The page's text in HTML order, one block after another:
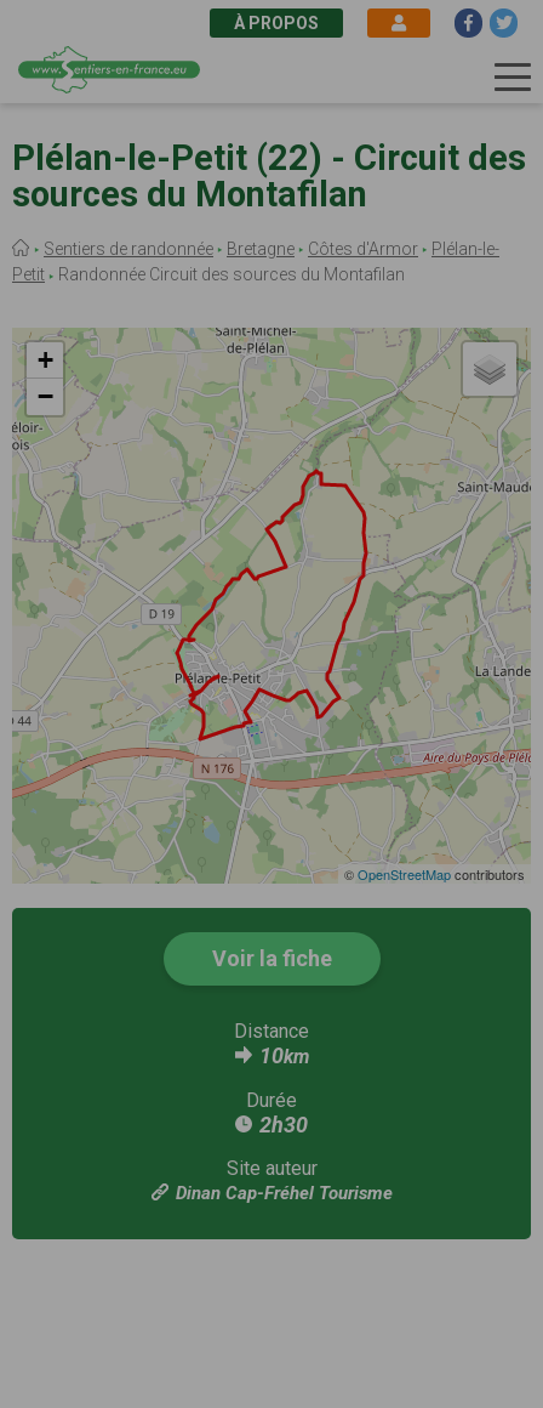
au
contenu
principal
À PROPOS
Plélan-le-Petit (22) - Circuit des
sources du Montafilan
Fil
d'Ariane
Sentiers de randonnée Bretagne Côtes d'Armor
Plélan-le-
Petit
Randonnée Circuit des sources du Montafilan
+
−
©OpenStreetMapcontributors
Voir la fiche
Distance
10km
Durée
2h30
Site auteur
Dinan Cap-Fréhel Tourisme